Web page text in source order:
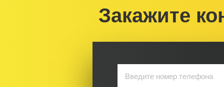
Закажите